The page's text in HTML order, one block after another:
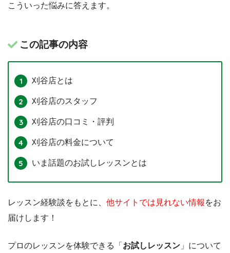
こういった悩みに答えます。
この記事の内容
刈谷店とは
刈谷店のスタッフ
刈谷店の口コミ・評判
刈谷店の料金について
いま話題のお試しレッスンとは
レッスン経験談をもとに、 他サイトでは見れない情報 をお
届けします！
プロのレッスンを体験できる「 お試しレッスン 」について